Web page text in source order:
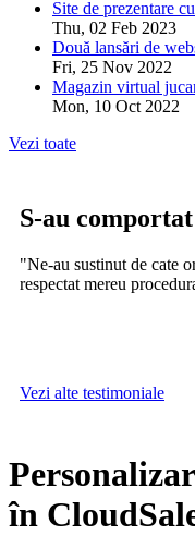
Site de prezentare
Thu, 02 Feb 2023
Două lansări de
Fri, 25 Nov 2022
Magazin virtual
Mon, 10 Oct 2022
Vezi toate
S-au
"Ne-au sustinut de cate
respectat mereu
Vezi alte testimoniale
în